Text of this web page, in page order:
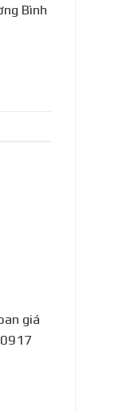
Bình
giá